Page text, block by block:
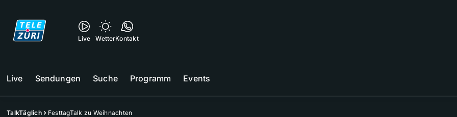
Live WetterKontakt
Live Sendungen Suche Programm Events
TalkTäglich FesttagTalk zu Weihnachten